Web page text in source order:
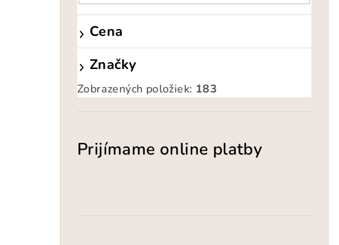
Cena
Značky
Zobrazených položiek: 183
Prijímame online platby